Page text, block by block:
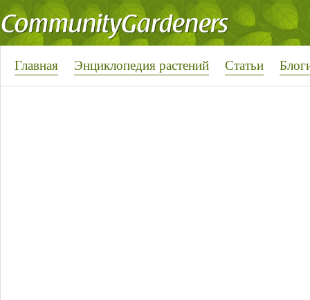
Главная Энциклопедия растений Статьи